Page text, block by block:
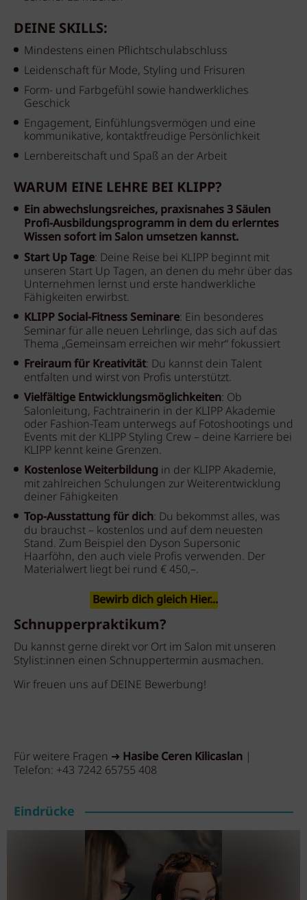
DEINE SKILLS:
Mindestens einen Pflichtschulabschluss
Leidenschaft für Mode, Styling und Frisuren
Form- und Farbgefühl sowie handwerkliches
Geschick
Engagement, Einfühlungsvermögen und eine
kommunikative, kontaktfreudige Persönlichkeit
Lernbereitschaft und Spaß an der Arbeit
WARUM EINE LEHRE BEI KLIPP?
Ein abwechslungsreiches, praxisnahes 3 Säulen
Profi-Ausbildungsprogramm in dem du erlerntes
Wissen sofort im Salon umsetzen kannst.
Start Up Tage: Deine Reise bei KLIPP beginnt mit
unseren Start Up Tagen, an denen du mehr über das
Unternehmen lernst und erste handwerkliche
Fähigkeiten erwirbst.
KLIPP Social-Fitness Seminare: Ein besonderes
Seminar für alle neuen Lehrlinge, das sich auf das
Thema „Gemeinsam erreichen wir mehr“ fokussiert
Freiraum für Kreativität: Du kannst dein Talent
entfalten und wirst von Profis unterstützt.
Vielfältige Entwicklungsmöglichkeiten: Ob
Salonleitung, Fachtrainerin in der KLIPP Akademie
oder Fashion-Team unterwegs auf Fotoshootings und
Events mit der KLIPP Styling Crew – deine Karriere bei
KLIPP kennt keine Grenzen.
Kostenlose Weiterbildung in der KLIPP Akademie,
mit zahlreichen Schulungen zur Weiterentwicklung
deiner Fähigkeiten
Top-Ausstattung für dich: Du bekommst alles, was
du brauchst – kostenlos und auf dem neuesten
Stand. Zum Beispiel den Dyson Supersonic
Haarföhn, den auch viele Profis verwenden. Der
Materialwert liegt bei rund € 450,–.
Bewirb dich gleich Hier...
Schnupperpraktikum?
Du kannst gerne direkt vor Ort im Salon mit unseren
Stylist:innen einen Schnuppertermin ausmachen.
Wir freuen uns auf DEINE Bewerbung!
Für weitere Fragen ➜ Hasibe Ceren Kilicaslan |
Telefon: +43 7242 65755 408
Eindrücke